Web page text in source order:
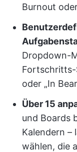
Burnout
Dropdown-
Fortschritts-
oder „In
Über 15
und Boards
Kalendern –
wählen, die